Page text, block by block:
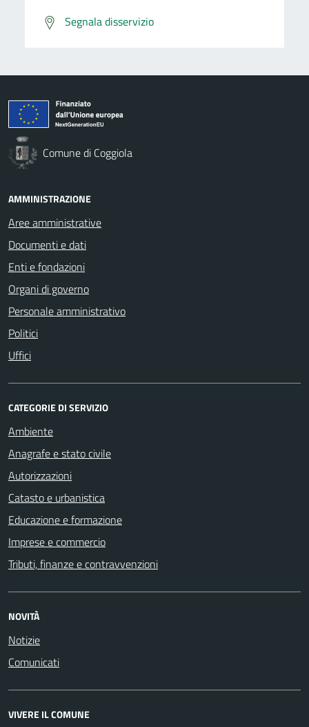
Segnala disservizio
Comune di Coggiola
AMMINISTRAZIONE
Aree amministrative
Documenti e dati
Enti e fondazioni
Organi di governo
Personale amministrativo
Politici
Uffici
CATEGORIE DI SERVIZIO
Ambiente
Anagrafe e stato civile
Autorizzazioni
Catasto e urbanistica
Educazione e formazione
Imprese e commercio
Tributi, finanze e contravvenzioni
NOVITÀ
Notizie
Comunicati
VIVERE IL COMUNE